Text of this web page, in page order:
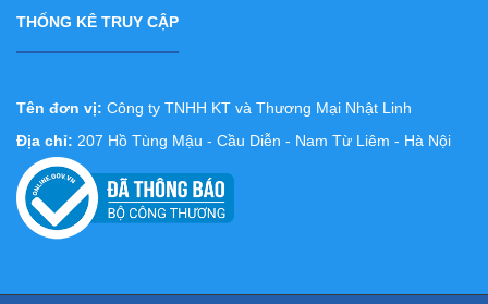
THỐNG KÊ TRUY CẬP
Tên đơn vị: Công ty TNHH KT và Thương Mại Nhật Linh
Địa chỉ: 207 Hồ Tùng Mậu - Cầu Diễn - Nam Từ Liêm - Hà Nội